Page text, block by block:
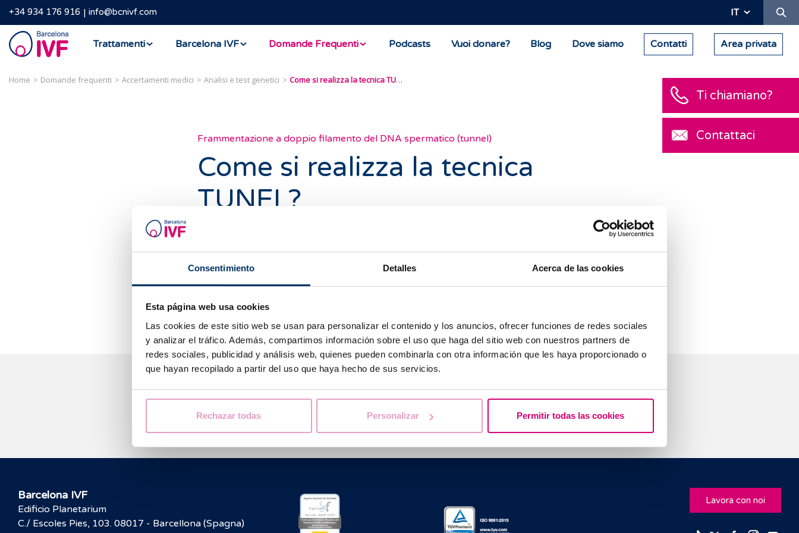
Consentimiento Detalles Acerca de las cookies
Esta página web usa cookies
Las cookies de este sitio web se usan para personalizar el contenido y los anuncios, ofrecer funciones de redes sociales
y analizar el tráfico. Además, compartimos información sobre el uso que haga del sitio web con nuestros partners de
redes sociales, publicidad y análisis web, quienes pueden combinarla con otra información que les haya proporcionado o
que hayan recopilado a partir del uso que haya hecho de sus servicios.
Rechazar todas Personalizar Permitir todas las cookies
+34 934 176 916 info@bcnivf.com IT
Barcelona
IVF
Trattamenti Barcelona IVF Domande Frequenti Podcasts Vuoi donare? Blog Dove siamo Contatti Area privata
Home Domande frequenti Accertamenti medici Analisi e test genetici Come si realizza la tecnica TUNEL?
Frammentazione a doppio filamento del DNA spermatico (tunnel)
Come si realizza la tecnica
TUNEL?
Questa tecnica è in grado di rilevare rotture del DNA a singolo e doppio filamento e può
Ti chiamiano?
Contattaci
Barcelona IVF
Edificio Planetarium
C./ Escoles Pies, 103. 08017 - Barcellona (Spagna)
Lavora con noi